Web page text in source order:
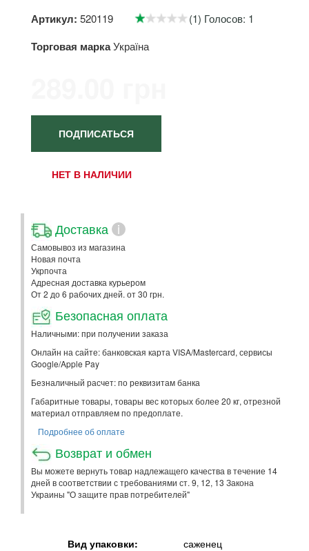
Артикул: 520119 (1) Голосов: 1
Торговая маркаУкраїна
ПОДПИСАТЬСЯ
НЕТ В НАЛИЧИИ
Доставка i
Самовывоз из магазина
Новая почта
Укрпочта
Адресная доставка курьером
От 2 до 6 рабочих дней. от 30 грн.
Безопасная оплата
Наличными: при получении заказа
Онлайн на сайте: банковская карта VISA/Mastercard, сервисы
Google/Apple Pay
Безналичный расчет: по реквизитам банка
Габаритные товары, товары вес которых более 20 кг, отрезной
материал отправляем по предоплате.
Подробнее об оплате
Возврат и обмен
Вы можете вернуть товар надлежащего качества в течение 14
дней в соответствии с требованиями ст. 9, 12, 13 Закона
Украины "О защите прав потребителей"
Вид упаковки:
саженец